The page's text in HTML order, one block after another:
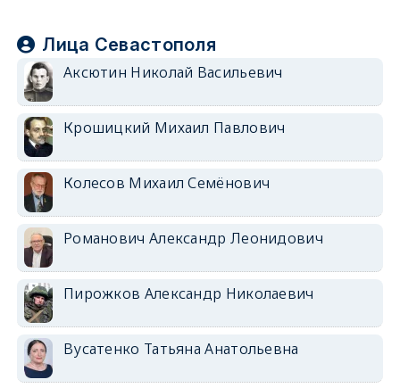
Лица Севастополя
Аксютин Николай Васильевич
Крошицкий Михаил Павлович
Колесов Михаил Семёнович
Романович Александр Леонидович
Пирожков Александр Николаевич
Вусатенко Татьяна Анатольевна